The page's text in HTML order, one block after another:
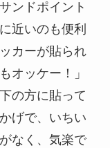
ンドポイント
に近いのも便利
カーが貼られ
オッケー！」
の方に貼って
げで、いちい
なく、気楽で